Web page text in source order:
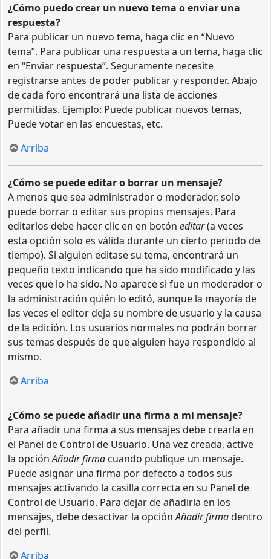
¿Cómo puedo crear un nuevo tema o enviar una
respuesta?
Para publicar un nuevo tema, haga clic en “Nuevo
tema”. Para publicar una respuesta a un tema, haga clic
en “Enviar respuesta”. Seguramente necesite
registrarse antes de poder publicar y responder. Abajo
de cada foro encontrará una lista de acciones
permitidas. Ejemplo: Puede publicar nuevos temas,
Puede votar en las encuestas, etc.
Arriba
¿Cómo se puede editar o borrar un mensaje?
A menos que sea administrador o moderador, solo
puede borrar o editar sus propios mensajes. Para
editarlos debe hacer clic en en botón editar(a veces
esta opción solo es válida durante un cierto periodo de
tiempo). Si alguien editase su tema, encontrará un
pequeño texto indicando que ha sido modificado y las
veces que lo ha sido. No aparece si fue un moderador o
la administración quién lo editó, aunque la mayoría de
las veces el editor deja su nombre de usuario y la causa
de la edición. Los usuarios normales no podrán borrar
sus temas después de que alguien haya respondido al
mismo.
Arriba
¿Cómo se puede añadir una firma a mi mensaje?
Para añadir una firma a sus mensajes debe crearla en
el Panel de Control de Usuario. Una vez creada, active
la opciónAñadir firma cuando publique un mensaje.
Puede asignar una firma por defecto a todos sus
mensajes activando la casilla correcta en su Panel de
Control de Usuario. Para dejar de añadirla en los
mensajes, debe desactivar la opciónAñadir firmadentro
del perfil.
Arriba